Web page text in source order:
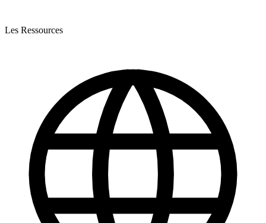
Les Ressources